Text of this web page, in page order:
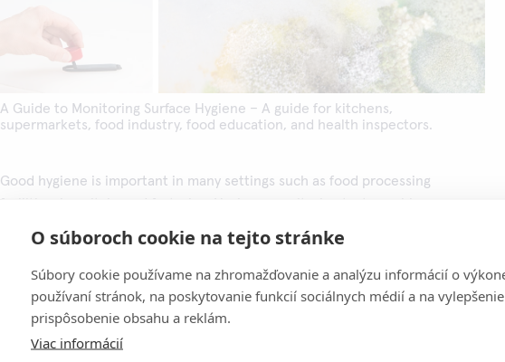
O súboroch cookie na tejto stránke
Súbory cookie používame na zhromažďovanie a analýzu informácií o
používaní stránok, na poskytovanie funkcií sociálnych médií a na
prispôsobenie obsahu a reklám.
Viac informácií
A Guide to Monitoring Surface Hygiene – A guide for kitchens,
supermarkets, food industry, food education, and health inspectors.
Good hygiene is important in many settings such as food processing
facilities, hospitals, and factories. Hygiene monitoring tests enable
contaminations. Proper hygiene control can prevent the spreading of
infections and damage caused to machinery due to microbial
contamination, which leads to significant financial savings.
Hygicult tests are intended for easy surface hygiene monitoring and Easicult
tests are for monitoring microbial contamination in industrial fluids. Clean